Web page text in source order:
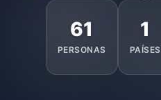
61
PERSONAS
1
PAÍSES